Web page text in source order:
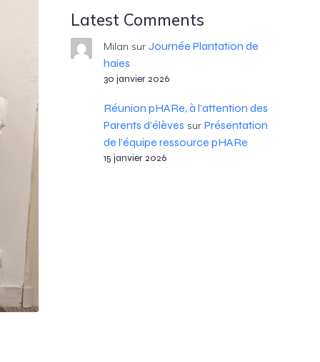
Latest Comments
Milan sur Journée Plantation de
haies
30 janvier 2026
Réunion pHARe, à l’attention des
Parents d’élèves sur Présentation
de l’équipe ressource pHARe
15 janvier 2026